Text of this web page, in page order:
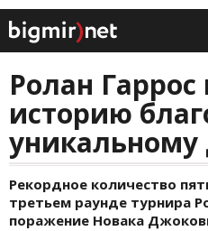
Ролан
историю
Рекордное количество
третьем раунде турнира
поражение Новака